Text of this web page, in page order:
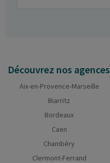
Découvrez nos agences
Aix-en-Provence-Marseille
Biarritz
Bordeaux
Caen
Chambéry
Clermont-Ferrand